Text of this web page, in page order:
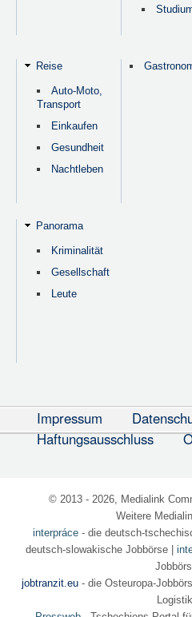
Reise
Auto-Moto,
Transport
Einkaufen
Gesundheit
Nachtleben
Panorama
Kriminalität
Gesellschaft
Leute
Impressum
Haftungsausschluss
© 2013 - 2026, Medialink
Weitere
interpráce- die deutsch-
deutsch-slowakische Jobbörse |
jobtranzit.eu- die Osteuropa-